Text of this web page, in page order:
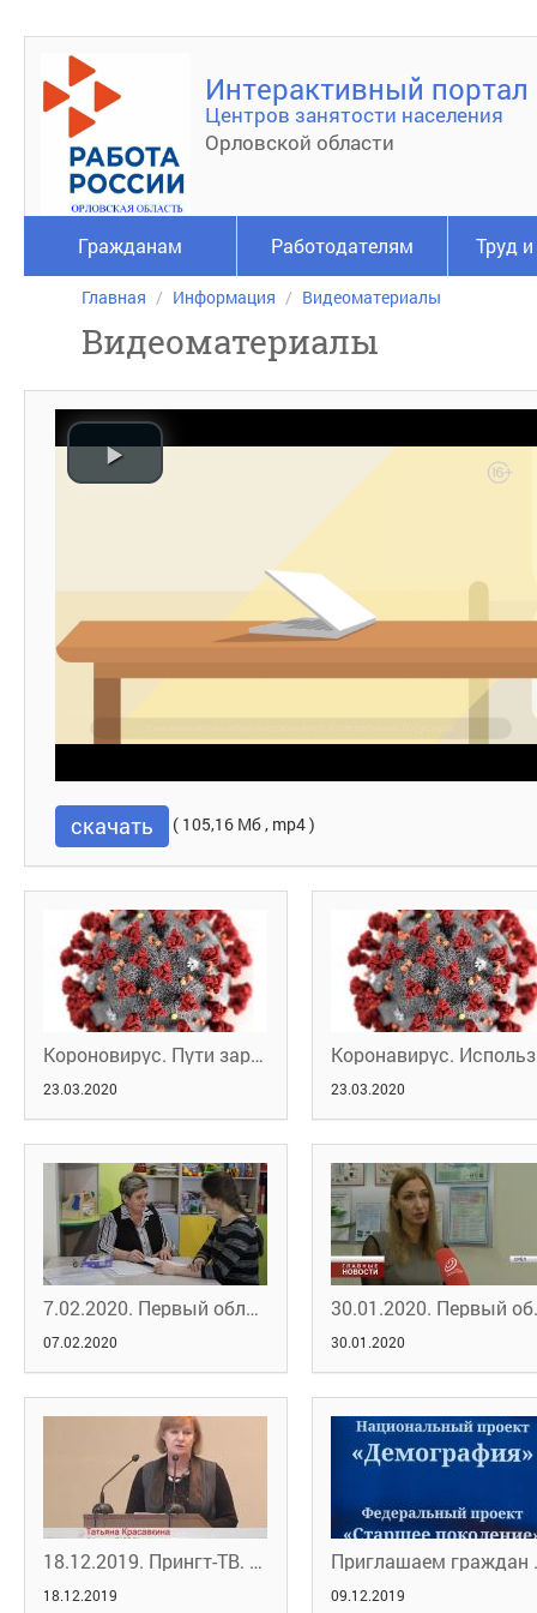
Интерактивный портал
Центров занятости населения
Орловской области
Гражданам Работодателям Труд
Главная Информация Видеоматериалы
Видеоматериалы
скачать ( 105,16 Мб , mp4 )
Короновирус. Пути заражения
23.03.2020 23.03.2020
7.02.2020. Первый областной. У орловских "предпенсионеров" появились новые возможности
07.02.2020
30.01.2020.
30.01.2020
18.12.2019. Прингт-ТВ. Программа "В нашей власти"
18.12.2019
Приглашаем
09.12.2019